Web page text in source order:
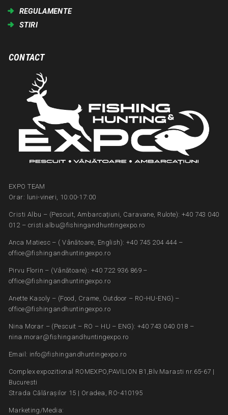
REGULAMENTE
STIRI
CONTACT
EXPO TEAM
Orar: luni-vineri, 10:00-17:00
Cristi Albu – (Pescuit, Ambarcațiuni, Caravane, Rulote): +40 743 040
012 – cristi.albu@fishingandhuntingexpo.ro
Anca Matiesc – ( Vânătoare, English): +40 745 204 444 –
office@fishingandhuntingexpo.ro
Pirvu Florin – (Vânătoare): +40 722 936 869 –
office@fishingandhuntingexpo.ro
Anette Kasoly – (Food, Crame, Outdoor – RO-HU-ENG) –
office@fishingandhuntingexpo.ro
Nina Morar – (Pescuit – RO – HU – ENG): +40 743 040 018 –
nina.morar@fishingandhuntingexpo.ro
Email: info@fishingandhuntingexpo.ro
Complex expozitional ROMEXPO,PAVILION B1,Blv.Marasti nr.65-67 |
Bucuresti
Strada Călărașilor 15 | Oradea, RO-410195
Marketing/Media: